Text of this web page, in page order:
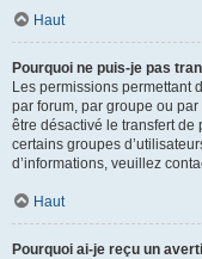
Haut
Pourquoi ne puis-je pas
Les permissions permettant
par forum, par groupe ou
être désactivé le transfert
certains groupes
d’informations, veuillez
Haut
Pourquoi ai-je reçu un